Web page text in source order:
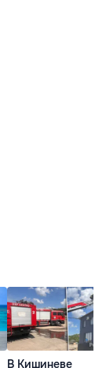
В Кишиневе